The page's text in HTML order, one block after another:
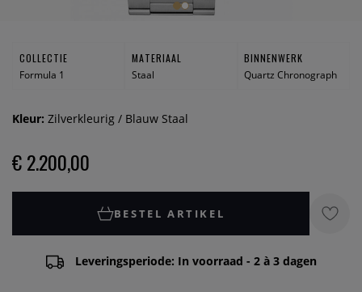
COLLECTIE
Formula 1
MATERIAAL
Staal
BINNENWERK
Quartz Chronograph
Kleur: Zilverkleurig / Blauw Staal
€ 2.200,00
BESTEL ARTIKEL
Leveringsperiode: In voorraad - 2 à 3 dagen